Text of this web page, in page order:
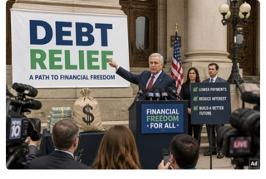
Nam cùng hàng nghìn người yêu thích Yoga đến
từ hơn 30 câu lạc bộ trên toàn tỉnh.
Phát biểu tại chương trình, ông Đoàn Văn Công,
Phó Giám đốc Sở Văn hóa, Thể thao và Du lịch
tỉnh Thái Nguyên nhấn mạnh, những năm gần
đây, phong trào tập luyện Yoga trên địa bàn tỉnh
phát triển mạnh mẽ, thu hút đông đảo người
dân ở nhiều lứa tuổi tham gia.
Việc Thái Nguyên được lựa chọn tổ chức
chương trình chào mừng Ngày Quốc tế Yoga